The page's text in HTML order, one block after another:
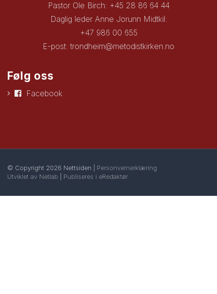
Pastor Ole Birch: +45 28 86 64 44
Daglig leder Anne Jorunn Midtkil:
+47 986 00 655
E-post:trondheim@metodistkirken.no
Følg oss
Facebook
© Copyright 2026 Nettsiden | Personvernerklæring
Utviklet av Netlab
Publiseres i eRedaktør